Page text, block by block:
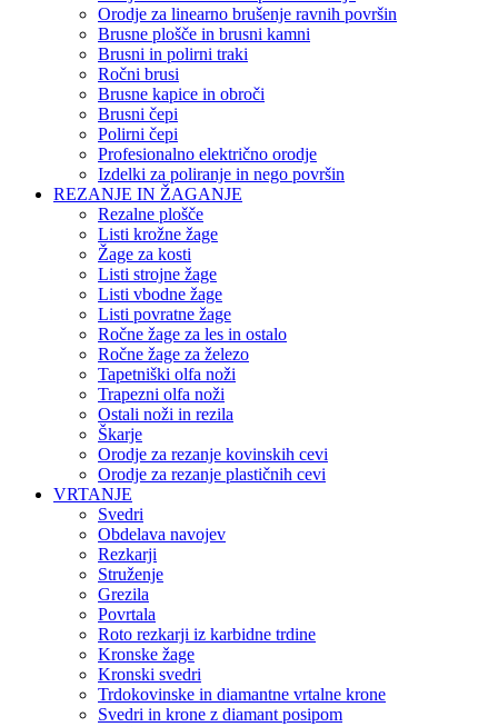
Orodje za linearno brušenje ravnih površin
Brusne plošče in brusni kamni
Brusni in polirni traki
Ročni brusi
Brusne kapice in obroči
Brusni čepi
Polirni čepi
Profesionalno električno orodje
Izdelki za poliranje in nego površin
REZANJE IN ŽAGANJE
Rezalne plošče
Listi krožne žage
Žage za kosti
Listi strojne žage
Listi vbodne žage
Listi povratne žage
Ročne žage za les in ostalo
Ročne žage za železo
Tapetniški olfa noži
Trapezni olfa noži
Ostali noži in rezila
Škarje
Orodje za rezanje kovinskih cevi
Orodje za rezanje plastičnih cevi
VRTANJE
Svedri
Obdelava navojev
Rezkarji
Struženje
Grezila
Povrtala
Roto rezkarji iz karbidne trdine
Kronske žage
Kronski svedri
Trdokovinske in diamantne vrtalne krone
Svedri in krone z diamant posipom